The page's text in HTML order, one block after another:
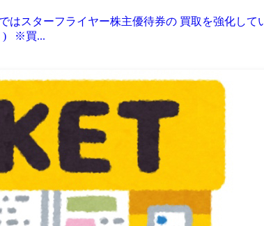
ターフライヤー株主優待券の 買取を強化して
) ※買...